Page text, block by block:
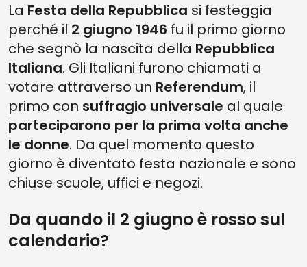
La Festa della Repubblica si festeggia
perché il 2 giugno 1946 fu il primo giorno
che segnò la nascita della Repubblica
Italiana. Gli Italiani furono chiamati a
votare attraverso un Referendum, il
primo con suffragio universale al quale
parteciparono per la prima volta anche
le donne. Da quel momento questo
giorno è diventato festa nazionale e sono
chiuse scuole, uffici e negozi.
Da quando il 2 giugno è rosso sul
calendario?